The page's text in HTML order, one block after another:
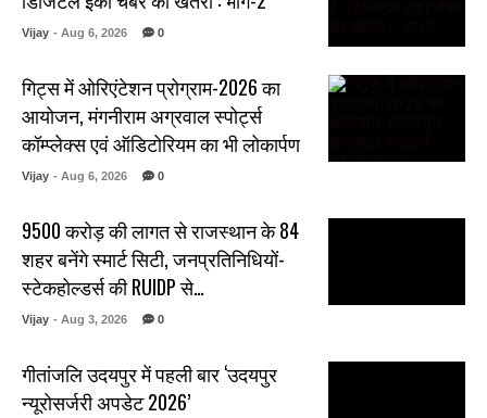
Vijay - Aug 6, 2026 0
गिट्स में ओरिएंटेशन प्रोग्राम-2026 का
आयोजन, मंगनीराम अग्रवाल स्पोर्ट्स
कॉम्प्लेक्स एवं ऑडिटोरियम का भी लोकार्पण
Vijay - Aug 6, 2026 0
₹9500 करोड़ की लागत से राजस्थान के 84
शहर बनेंगे स्मार्ट सिटी, जनप्रतिनिधियों-
स्टेकहोल्डर्स की RUIDP से…
Vijay - Aug 3, 2026 0
गीतांजलि उदयपुर में पहली बार ‘उदयपुर
न्यूरोसर्जरी अपडेट 2026’